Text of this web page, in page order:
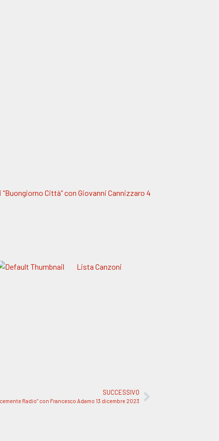
Città” con Giovanni Cannizzaro 4
Lista Canzoni
SUCCESSIVO
Radio” con Francesco Adamo 13 dicembre 2023